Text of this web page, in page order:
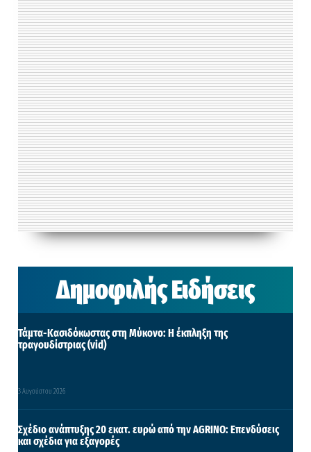
Δημοφιλής Ειδήσεις
Τάμτα-Κασιδόκωστας στη Μύκονο: Η έκπληξη της
τραγουδίστριας (vid)
3 Αυγούστου 2026
Σχέδιο ανάπτυξης 20 εκατ. ευρώ από την AGRINO: Επενδύσεις
και σχέδια για εξαγορές